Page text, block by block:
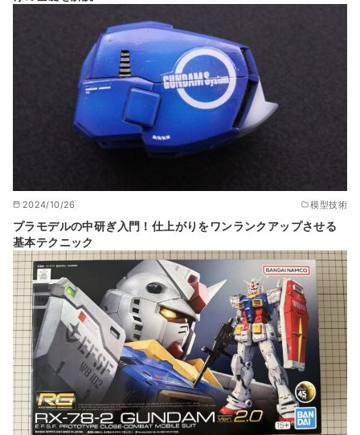
2024/10/26 模型技術
プラモデルの中研ぎ入門！仕上がりをワンランクアップさせる
基本テクニック